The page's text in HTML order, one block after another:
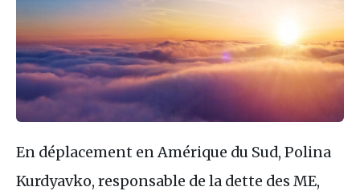
En déplacement en Amérique du Sud, Polina
Kurdyavko, responsable de la dette des ME,